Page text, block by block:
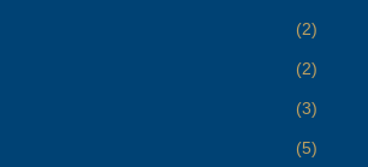
(2)
(2)
(3)
(5)